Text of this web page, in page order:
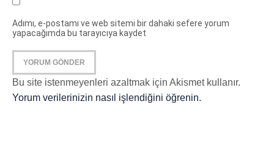
Adımı, e-postamı ve web sitemi bir dahaki sefere yorum
yapacağımda bu tarayıcıya kaydet
Bu site istenmeyenleri azaltmak için Akismet kullanır.
Yorum verilerinizin nasıl işlendiğini öğrenin.